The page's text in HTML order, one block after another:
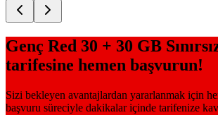
Genç Red 30 + 30 GB
tarifesine hemen başvurun!
Sizi bekleyen avantajlardan yararlanmak için
başvuru süreciyle dakikalar içinde tarifenize